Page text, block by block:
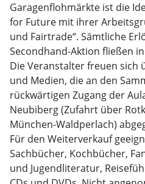
Garagenflohmärkte ist die
for Future mit ihrer
und Fairtrade“. Sämtliche
Secondhand-Aktion fließen
Die Veranstalter freuen sich
und Medien, die an den
rückwärtigen Zugang der
Neubiberg (Zufahrt über
München-Waldperlach)
Für den Weiterverkauf
Sachbücher, Kochbücher,
und Jugendliteratur,